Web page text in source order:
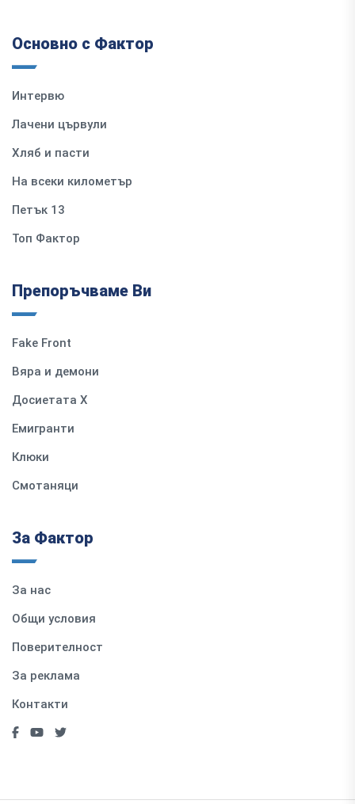
Основно с Фактор
Интервю
Лачени цървули
Хляб и пасти
На всеки километър
Петък 13
Топ Фактор
Препоръчваме Ви
Fake Front
Вяра и демони
Досиетата Х
Емигранти
Клюки
Смотаняци
За Фактор
За нас
Общи условия
Поверителност
За реклама
Контакти